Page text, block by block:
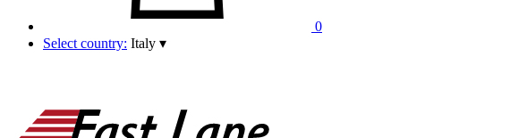
0
Select country: Italy ▾